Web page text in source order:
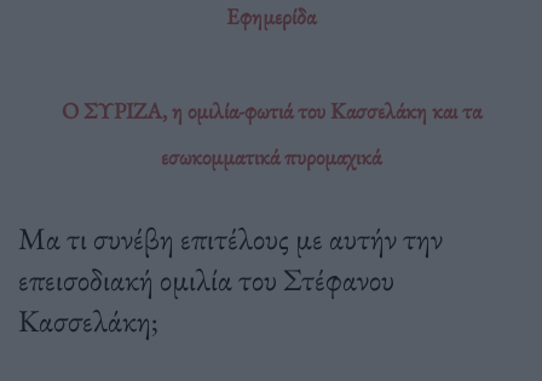
Εφημερίδα
Ο ΣΥΡΙΖΑ, η ομιλία-φωτιά του Κασσελάκη και τα
εσωκομματικά πυρομαχικά
Μα τι συνέβη επιτέλους με αυτήν την
επεισοδιακή ομιλία του Στέφανου
Κασσελάκη;